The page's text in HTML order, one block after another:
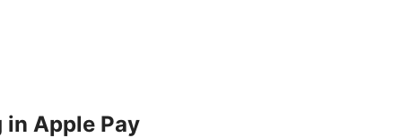
Apple Pay